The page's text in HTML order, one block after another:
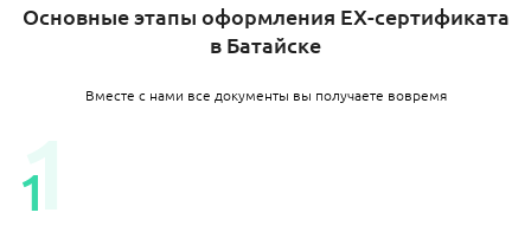
Основные этапы оформления EX-сертификата
в Батайске
Вместе с нами все документы вы получаете вовремя